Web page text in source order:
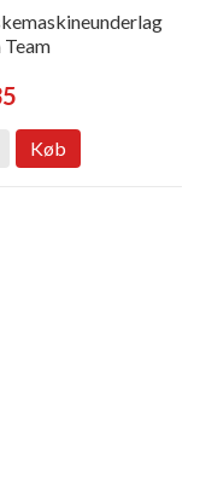
Team
Køb